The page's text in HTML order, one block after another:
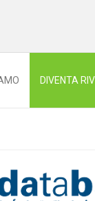
DIVENTA